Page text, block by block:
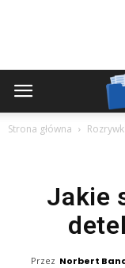
Strona główna
Jakie
Przez Norbert